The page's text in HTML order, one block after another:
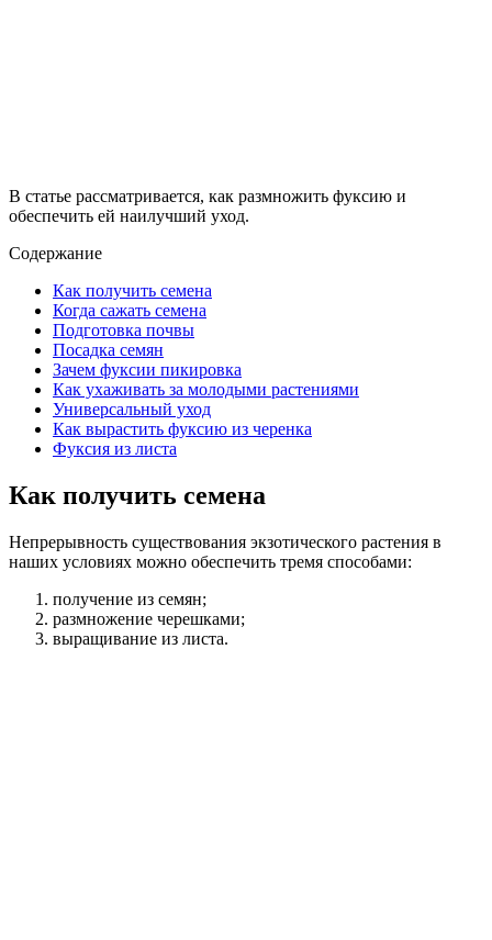
В статье рассматривается, как размножить фуксию и
обеспечить ей наилучший уход.
Содержание
Как получить семена
Когда сажать семена
Подготовка почвы
Посадка семян
Зачем фуксии пикировка
Как ухаживать за молодыми растениями
Универсальный уход
Как вырастить фуксию из черенка
Фуксия из листа
Как получить семена
Непрерывность существования экзотического растения в
наших условиях можно обеспечить тремя способами:
получение из семян;
размножение черешками;
выращивание из листа.